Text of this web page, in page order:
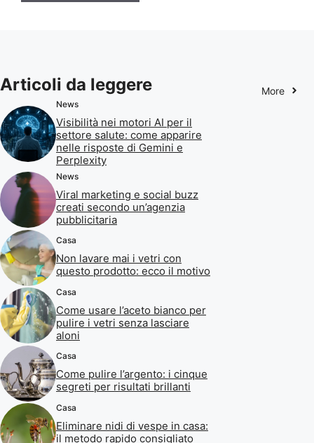
Articoli da leggere More
News
Visibilità nei motori AI per il
settore salute: come apparire
nelle risposte di Gemini e
Perplexity
News
Viral marketing e social buzz
creati secondo un’agenzia
pubblicitaria
Casa
Non lavare mai i vetri con
questo prodotto: ecco il motivo
Casa
Come usare l’aceto bianco per
pulire i vetri senza lasciare
aloni
Casa
Come pulire l’argento: i cinque
segreti per risultati brillanti
Casa
Eliminare nidi di vespe in casa:
il metodo rapido consigliato